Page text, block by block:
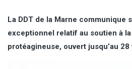
La DDT de la Marne communique
exceptionnel relatif au soutien à
protéagineuse, ouvert jusqu’au